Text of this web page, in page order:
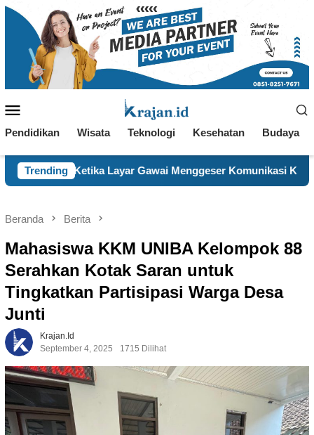
Loncat
Mobile
Pendidikan Wisata Teknologi Kesehatan Budaya
Trending
Layar Gawai Menggeser Komunikasi Keluarga, ILM
Beranda Berita
Mahasiswa KKM UNIBA Kelompok 88
Serahkan Kotak Saran untuk
Tingkatkan Partisipasi Warga Desa
Junti
Krajan.id
September 4, 2025
1715 Dilihat